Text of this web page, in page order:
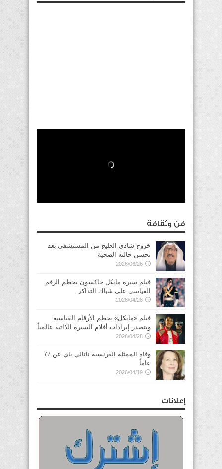
فن وثقافة
خروج شادي الخليج من المستشفى بعد
تحسن حالته الصحية
2026/06/26
فيلم سيرة مايكل جاكسون يحطم الرقم
القياسي على شباك التذاكر
2026/04/28
فيلم «مايكل» يحطم الأرقام القياسية
ويتصدر إيرادات أفلام السيرة الذاتية عالمياً
2026/04/28
وفاة الممثلة الفرنسية ناتالي باي عن 77
عاماً
2026/04/19
إعلانات